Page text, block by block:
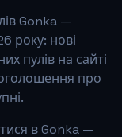
Gonka —
року: нові
пулів на сайті
про
в Gonka —